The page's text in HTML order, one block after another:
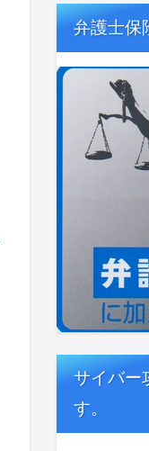
弁護士保
サイバー
す。